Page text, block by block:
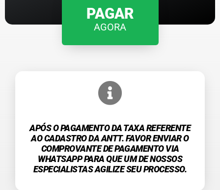
PAGAR
AGORA
APÓS O PAGAMENTO DA TAXA REFERENTE
AO CADASTRO DA ANTT. FAVOR ENVIAR O
COMPROVANTE DE PAGAMENTO VIA
WHATSAPP PARA QUE UM DE NOSSOS
ESPECIALISTAS AGILIZE SEU PROCESSO.